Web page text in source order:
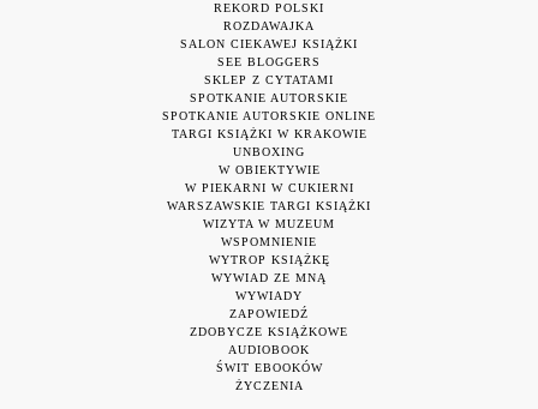
REKORD POLSKI
ROZDAWAJKA
SALON CIEKAWEJ KSIĄŻKI
SEE BLOGGERS
SKLEP Z CYTATAMI
SPOTKANIE AUTORSKIE
SPOTKANIE AUTORSKIE ONLINE
TARGI KSIĄŻKI W KRAKOWIE
UNBOXING
W OBIEKTYWIE
W PIEKARNI W CUKIERNI
WARSZAWSKIE TARGI KSIĄŻKI
WIZYTA W MUZEUM
WSPOMNIENIE
WYTROP KSIĄŻKĘ
WYWIAD ZE MNĄ
WYWIADY
ZAPOWIEDŹ
ZDOBYCZE KSIĄŻKOWE
AUDIOBOOK
ŚWIT EBOOKÓW
ŻYCZENIA